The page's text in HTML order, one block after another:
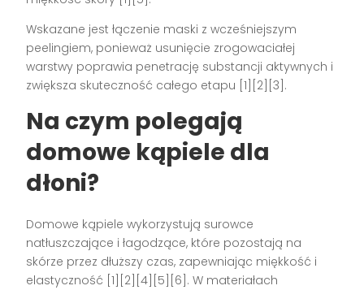
Wskazane jest łączenie maski z wcześniejszym
peelingiem, ponieważ usunięcie zrogowaciałej
warstwy poprawia penetrację substancji aktywnych i
zwiększa skuteczność całego etapu [1][2][3].
Na czym polegają
domowe kąpiele dla
dłoni?
Domowe kąpiele wykorzystują surowce
natłuszczające i łagodzące, które pozostają na
skórze przez dłuższy czas, zapewniając miękkość i
elastyczność [1][2][4][5][6]. W materiałach